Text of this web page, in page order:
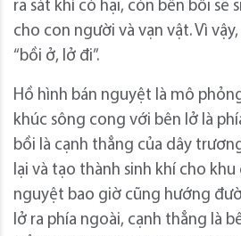
ra sát khí có hại, còn bên bồi sẽ
cho con người và vạn vật. Vì
“bồi ở, lở đi”.
Hồ hình bán nguyệt là mô
khúc sông cong với bên lở là
bồi là cạnh thẳng của dây
lại và tạo thành sinh khí cho
nguyệt bao giờ cũng hướng
lở ra phía ngoài, cạnh thẳng là